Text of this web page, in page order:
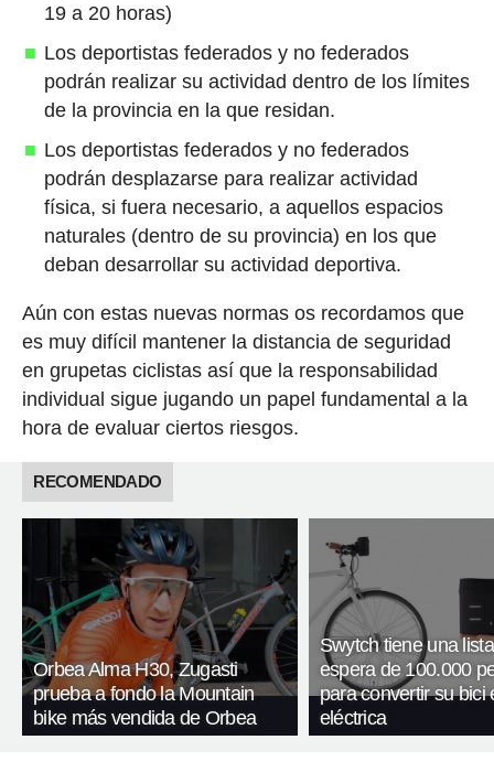
19 a 20 horas)
Los deportistas federados y no federados
podrán realizar su actividad dentro de los límites
de la provincia en la que residan.
Los deportistas federados y no federados
podrán desplazarse para realizar actividad
física, si fuera necesario, a aquellos espacios
naturales (dentro de su provincia) en los que
deban desarrollar su actividad deportiva.
Aún con estas nuevas normas os recordamos que
es muy difícil mantener la distancia de seguridad
en grupetas ciclistas así que la responsabilidad
individual sigue jugando un papel fundamental a la
hora de evaluar ciertos riesgos.
RECOMENDADO
Orbea Alma H30, Zugasti
prueba a fondo la Mountain
bike más vendida de Orbea
Swytch tiene una
espera de 100.000
para convertir su bici
eléctrica